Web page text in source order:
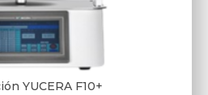
YUCERA F10+